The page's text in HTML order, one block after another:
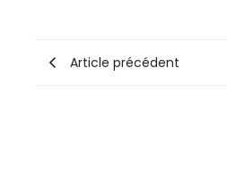
Article précédent